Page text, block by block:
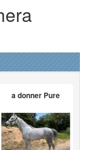
a donner Pure